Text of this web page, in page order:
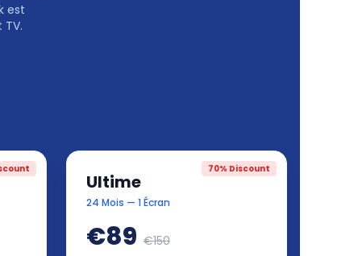
est
70% Discount
Ultime
24 Mois — 1 Écran
€89 €150